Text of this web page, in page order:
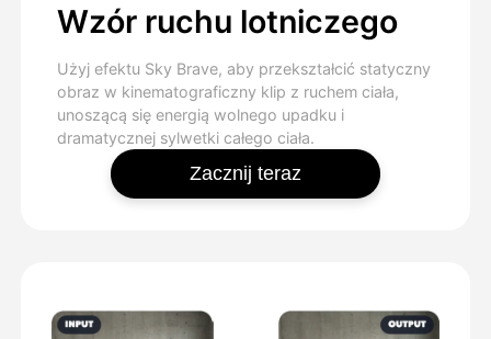
Wzór ruchu lotniczego
Użyj efektu Sky Brave, aby przekształcić statyczny
obraz w kinematograficzny klip z ruchem ciała,
unoszącą się energią wolnego upadku i
dramatycznej sylwetki całego ciała.
Zacznij teraz